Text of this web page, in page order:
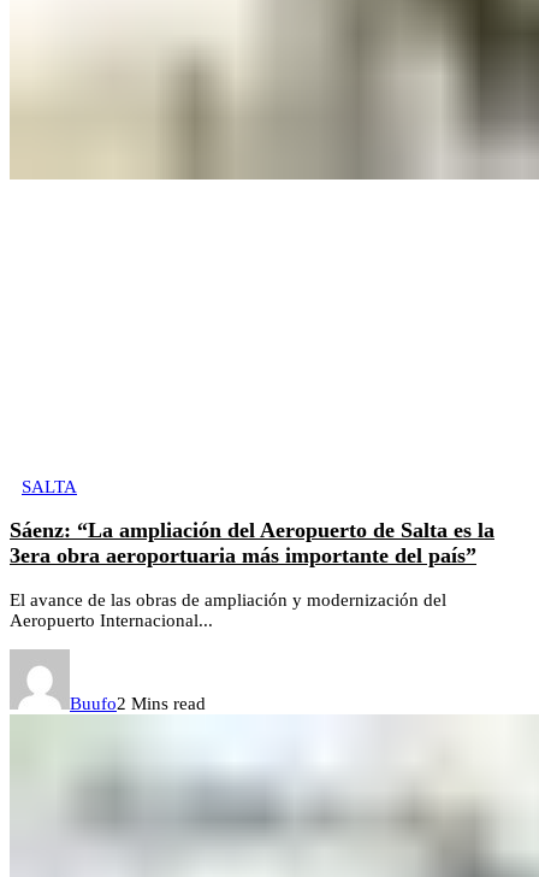
SALTA
Sáenz: “La ampliación del Aeropuerto de Salta es la
3era obra aeroportuaria más importante del país”
El avance de las obras de ampliación y modernización del
Aeropuerto Internacional...
Buufo2 Mins read